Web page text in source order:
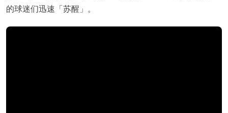
的球迷们迅速「苏醒」。